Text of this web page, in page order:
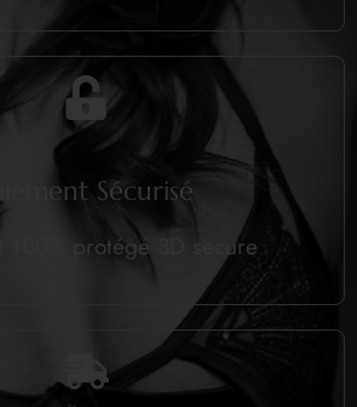
Sécurisé
100% protégé 3D secure